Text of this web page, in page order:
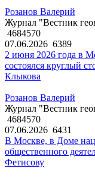
Розанов Валерий
Журнал "Вестник
4684570
07.06.2026 6389
2 июня 2026 года в
состоялся круглый
Клыкова
Розанов Валерий
Журнал "Вестник
4684570
07.06.2026 6431
В Москве, в Доме
общественного
Фетисову